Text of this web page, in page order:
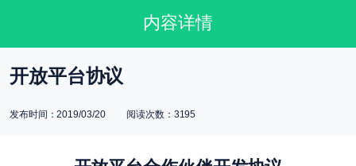
内容详情
开放平台协议
发布时间：2019/03/20 阅读次数：3195